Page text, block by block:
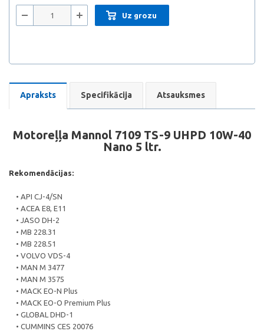
Uz grozu
Apraksts Specifikācija Atsauksmes
Motoreļļa Mannol 7109 TS-9 UHPD 10W-40
Nano 5 ltr.
Rekomendācijas:
• API CJ-4/SN
• ACEA E8, E11
• JASO DH-2
• MB 228.31
• MB 228.51
• VOLVO VDS-4
• MAN M 3477
• MAN M 3575
• MACK EO-N Plus
• MACK EO-O Premium Plus
• GLOBAL DHD-1
• CUMMINS CES 20076